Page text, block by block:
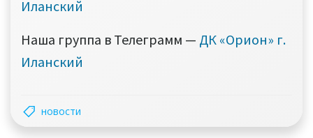
Иланский
Наша группа в Телеграмм — ДК «Орион» г.
Иланский
новости